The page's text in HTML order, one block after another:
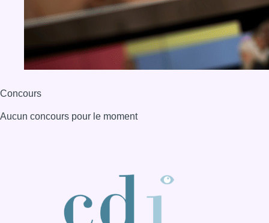
Concours
Aucun concours pour le moment